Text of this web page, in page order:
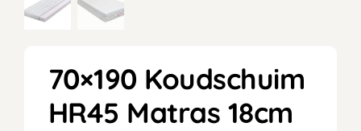
70×190 Koudschuim
HR45 Matras 18cm